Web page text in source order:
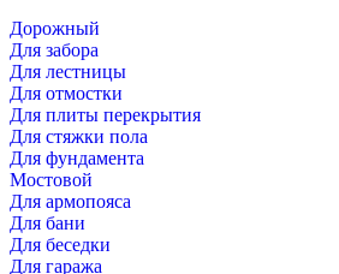
Дорожный
Для забора
Для лестницы
Для отмостки
Для плиты перекрытия
Для стяжки пола
Для фундамента
Мостовой
Для армопояса
Для бани
Для беседки
Для гаража